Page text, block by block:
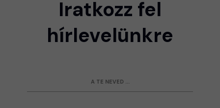
Iratkozz fel
hírlevelünkre